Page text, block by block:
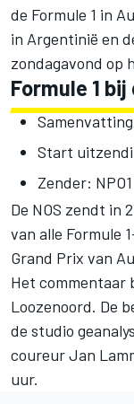
de Formule 1 in
in Argentinië en
zondagavond op
Formule 1 bij
Start
Zender: NPO1
De NOS zendt in
van alle Formule
Grand Prix van
Het commentaar
Loozenoord. De
de studio
coureur Jan
uur.